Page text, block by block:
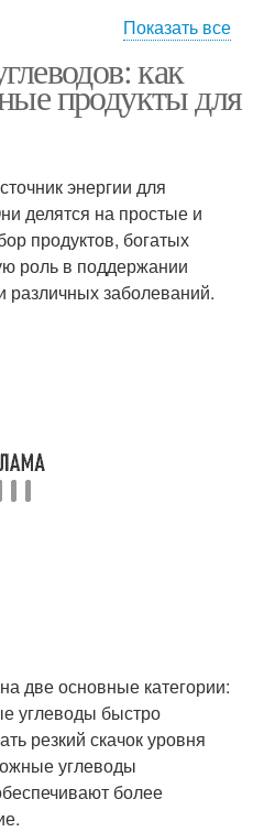
Углеводы в рационе
Показать все
как
продукты для
энергии для
делятся на простые и
продуктов, богатых
роль в поддержании
различных заболеваний.
две основные категории:
углеводы быстро
резкий скачок уровня
углеводы
более